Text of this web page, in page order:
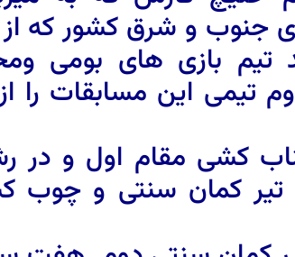
جنوب و شرق کشور که از
تیم بازی های بومی
تیمی این مسابقات را
کشی مقام اول و در
کمان سنتی و چوب